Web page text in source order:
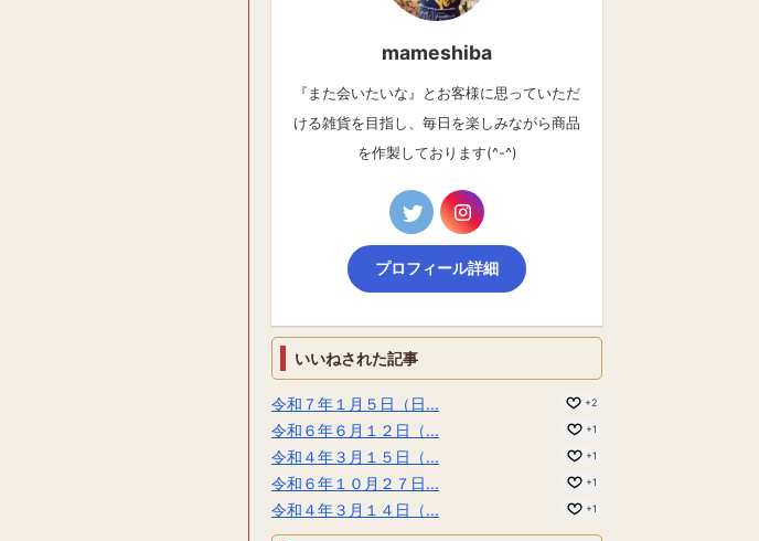
mameshiba
『また会いたいな』とお客様に思っていただ
ける雑貨を目指し、毎日を楽しみながら商品
を作製しております(^-^)
プロフィール詳細
いいねされた記事
令和７年１月５日（日... +2
令和６年６月１２日（... +1
令和４年３月１５日（... +1
令和６年１０月２７日... +1
令和４年３月１４日（... +1